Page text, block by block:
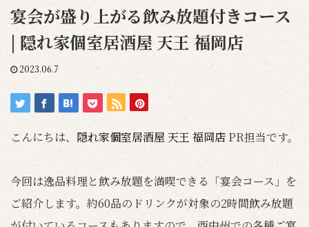
宴会が盛り上がる飲み放題付きコース
| 隠れ家個室居酒屋 天王 福岡店
2023.06.7
こんにちは、 隠れ家個室居酒屋 天王 福岡店 PR担当です。
今回は逸品料理と飲み放題を満喫できる「宴会コース」を
ご紹介します。約60品のドリンクが対象の2時間飲み放題